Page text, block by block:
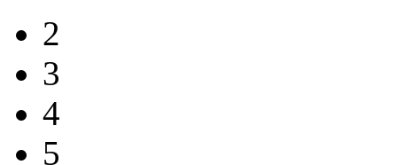
2
3
4
5